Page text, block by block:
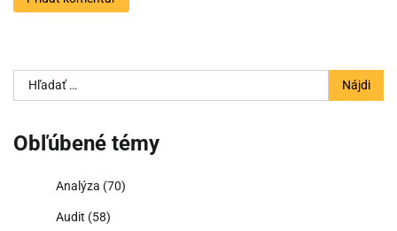
Hľadať:
Obľúbené témy
Analýza (70)
Audit (58)